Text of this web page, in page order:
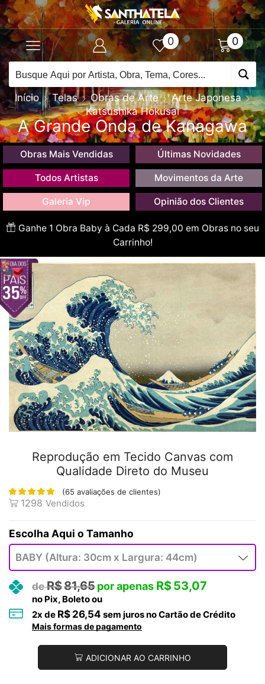
0 0
Início Telas Obras de Arte
Arte Japonesa
Katsushika Hokusai
A Grande Onda de Kanagawa
Obras Mais Vendidas Últimas Novidades
Todos Artistas Movimentos da Arte
Galeria Vip Opinião dos Clientes
Ganhe 1 Obra Baby à Cada R$ 299,00 em Obras no seu
Carrinho!
Reprodução em Tecido Canvas com
Qualidade Direto do Museu
(65 avaliações de clientes)
1298 Vendidos
Tamanho
R$81,65 R$53,07
no Pix, Boleto ou
2x de R$ 26,54 sem juros no Cartão de Crédito
Mais formas de pagamento
ADICIONAR AO CARRINHO